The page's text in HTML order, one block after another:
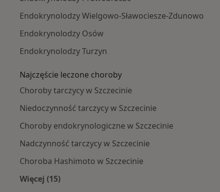
Endokrynolodzy Wielgowo-Sławociesze-Zdunowo
Endokrynolodzy Osów
Endokrynolodzy Turzyn
Najczęście leczone choroby
Choroby tarczycy w Szczecinie
Niedoczynność tarczycy w Szczecinie
Choroby endokrynologiczne w Szczecinie
Nadczynność tarczycy w Szczecinie
Choroba Hashimoto w Szczecinie
Więcej (15)